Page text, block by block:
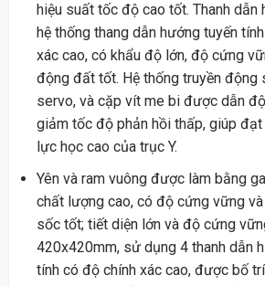
hiệu suất tốc độ cao tốt. Thanh
hệ thống thang dẫn hướng tuyến
xác cao, có khẩu độ lớn, độ cứng
động đất tốt. Hệ thống truyền động
servo, và cặp vít me bi được dẫn
giảm tốc độ phản hồi thấp, giúp
lực học cao của trục Y.
Yên và ram vuông được làm bằng
chất lượng cao, có độ cứng vững
sốc tốt; tiết diện lớn và độ cứng
420x420mm, sử dụng 4 thanh dẫn
tính có độ chính xác cao, được bố